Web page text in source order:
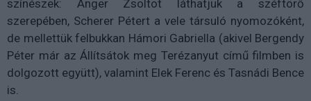
színészek: Anger Zsoltot láthatjuk a széftörő
szerepében, Scherer Pétert a vele társuló nyomozóként,
de mellettük felbukkan Hámori Gabriella (akivel Bergendy
Péter már az Állítsátok meg Terézanyut című filmben is
dolgozott együtt), valamint Elek Ferenc és Tasnádi Bence
is.